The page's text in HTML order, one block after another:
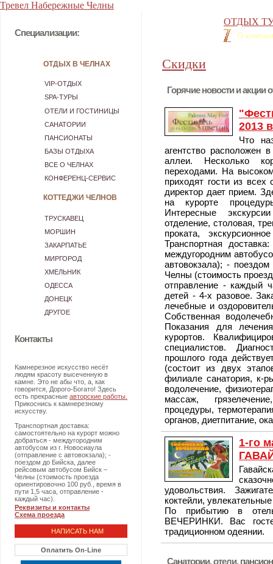
Тревел Набережные Челны
Специализации:
ОТДЫХ В ЧЕЛНАХ
VIP-ОТДЫХ
SPA-ТУРЫ
ОТЕЛИ И ГОСТИНИЦЫ
САНАТОРИИ
ПАНСИОНАТЫ
БАЗЫ ОТДЫХА
ВСЕ О ЧЕЛНАХ
КОНФЕРЕНЦ-СЕРВИС
КОТТЕДЖИ ЧЕЛНОВ
ТРУСКАВЕЦ
МОРШИН
ЗАКАРПАТЬЕ
МИРГОРОД
ХМЕЛЬНИК
ОДЕССА
ДОНЕЦК
ДРУГОЕ
Контакты
Камнерезное искусство несёт
людям красоту высеченную в
камне. Это не абы что, а, как
говорится, Дорого-Богато! Здесь
есть прекрасные авторские работы.
Прикоснись к камнерезному
искусству.
Транспортная доставка:
самостоятельно на курорт можно
добраться - междугородним
автобусом из г. Новосиаула
(отправление с автовокзала); -
поездом до Бийска, далее
рейсовым автобусом Бийск –
Челны (стоимость проезда
ориентировочно 100 руб., время в
пути 1,5 часа, отправление -
каждый час).
Реквизиты и контакты
Схема проезда
НАПИСАТЬ НАМ
Оплатить On-Line
ОТДЫХ
О
Скидки
Горячие новости и акции
2013
Что
агентство расположен
аллеи. Несколько
переходами. На
приходят гости из
директор дает прием.
на курорте
Интересные
отделение, столовая,
проката,
Транспортная
междугородним
автовокзала); -
Челны (стоимость
отправление - каждый
детей - 4-х разовое.
лечебные и
Собственная
Показания для
курортов.
специалистов.
прошлого года
(состоит из двух
филиале санатория, к-
водолечение,
массаж,
процедуры,
органов, диетпитание,
1-го
удовольствия.
коктейли,
По прибытию в
ВЕЧЕРИНКИ. Вас
традиционном одеянии.
Санатории, отели,